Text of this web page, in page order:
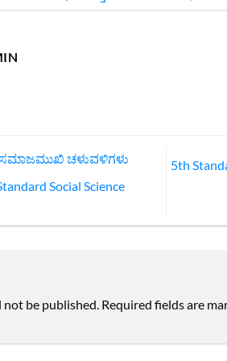
ಸಮಾಜಮುಖಿ ಚಳುವಳಿಗಳು
Social Science
5th
be published. Required fields are